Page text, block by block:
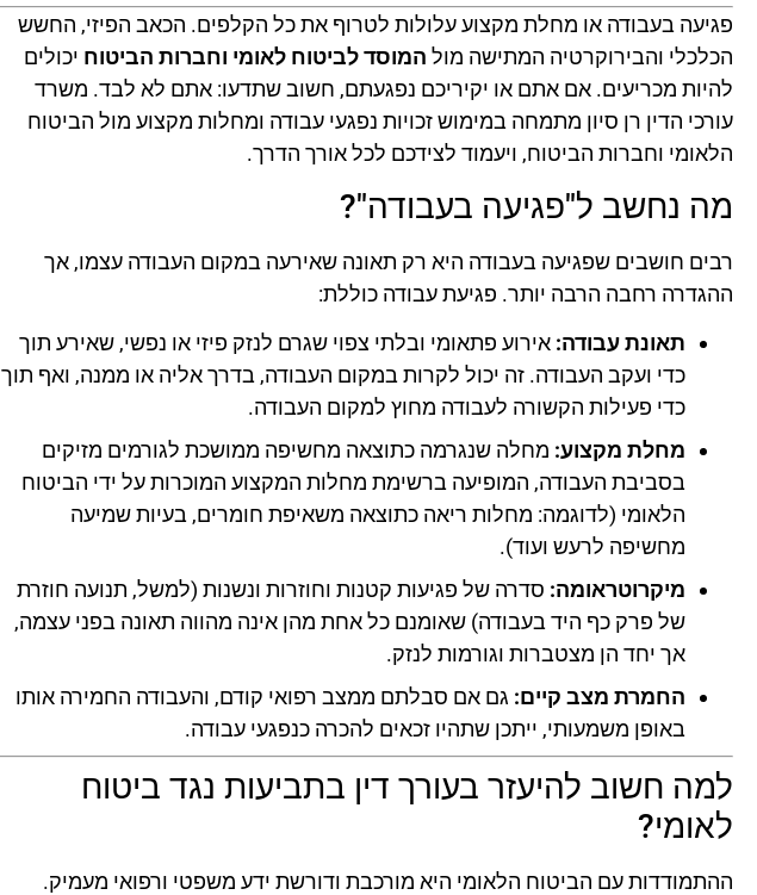
פגיעה בעבודה או מחלת מקצוע עלולות לטרוף את כל הקלפים. הכאב הפיזי, החשש
הכלכלי והבירוקרטיה המתישה מול המוסד לביטוח לאומי וחברות הביטוח יכולים
להיות מכריעים. אם אתם או יקיריכם נפגעתם, חשוב שתדעו: אתם לא לבד. משרד
עורכי הדין רן סיון מתמחה במימוש זכויות נפגעי עבודה ומחלות מקצוע מול הביטוח
הלאומי וחברות הביטוח, ויעמוד לצידכם לכל אורך הדרך.
מה נחשב ל"פגיעה בעבודה"?
רבים חושבים שפגיעה בעבודה היא רק תאונה שאירעה במקום העבודה עצמו, אך
ההגדרה רחבה הרבה יותר. פגיעת עבודה כוללת:
תאונת עבודה: אירוע פתאומי ובלתי צפוי שגרם לנזק פיזי או נפשי, שאירע תוך
כדי ועקב העבודה. זה יכול לקרות במקום העבודה, בדרך אליה או ממנה, ואף תוך
כדי פעילות הקשורה לעבודה מחוץ למקום העבודה.
מחלת מקצוע: מחלה שנגרמה כתוצאה מחשיפה ממושכת לגורמים מזיקים
בסביבת העבודה, המופיעה ברשימת מחלות המקצוע המוכרות על ידי הביטוח
הלאומי (לדוגמה: מחלות ריאה כתוצאה משאיפת חומרים, בעיות שמיעה
מחשיפה לרעש ועוד).
מיקרוטראומה: סדרה של פגיעות קטנות וחוזרות ונשנות (למשל, תנועה חוזרת
של פרק כף היד בעבודה) שאומנם כל אחת מהן אינה מהווה תאונה בפני עצמה,
אך יחד הן מצטברות וגורמות לנזק.
החמרת מצב קיים: גם אם סבלתם ממצב רפואי קודם, והעבודה החמירה אותו
באופן משמעותי, ייתכן שתהיו זכאים להכרה כנפגעי עבודה.
למה חשוב להיעזר בעורך דין בתביעות נגד ביטוח
לאומי?
ההתמודדות עם הביטוח הלאומי היא מורכבת ודורשת ידע משפטי ורפואי מעמיק.